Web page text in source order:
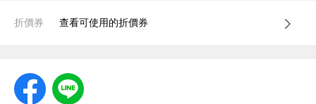
折價券 查看可使用的折價券